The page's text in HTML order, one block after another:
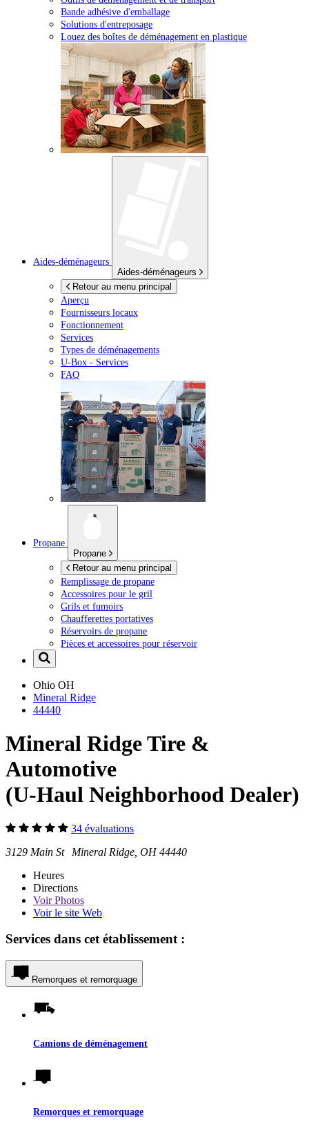
Bande adhésive d'emballage
Solutions d'entreposage
Louez des boîtes de déménagement en plastique
Aides-déménageurs
Aides-déménageurs
Retour au menu principal
Aperçu
Fournisseurs locaux
Fonctionnement
Services
Types de déménagements
U-Box - Services
FAQ
Propane
Propane
Retour au menu principal
Remplissage de propane
Accessoires pour le gril
Grils et fumoirs
Chaufferettes portatives
Réservoirs de propane
Pièces et accessoires pour réservoir
Ohio OH
Mineral Ridge
44440
Mineral Ridge Tire &
Automotive
(U-Haul Neighborhood Dealer)
34 évaluations
3129 Main St Mineral Ridge, OH 44440
Heures
Directions
VoirPhotos
Voir le site Web
Services dans cet établissement :
Remorques et remorquage
Camions de déménagement
Remorques et remorquage